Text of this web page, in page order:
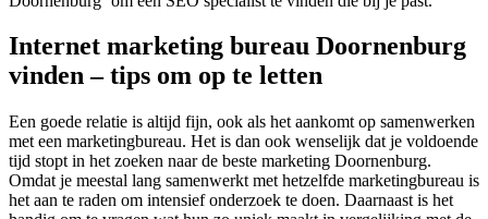
Internet marketing bureau Doornenburg
vinden – tips om op te letten
Een goede relatie is altijd fijn, ook als het aankomt op samenwerken
met een marketingbureau. Het is dan ook wenselijk dat je voldoende
tijd stopt in het zoeken naar de beste marketing Doornenburg.
Omdat je meestal lang samenwerkt met hetzelfde marketingbureau is
het aan te raden om intensief onderzoek te doen. Daarnaast is het